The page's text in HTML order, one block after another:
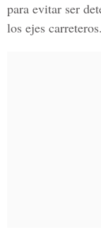
para evitar ser
los ejes carreteros.